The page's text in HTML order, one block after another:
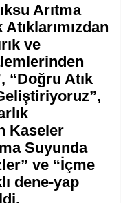
Arıtma
ve
“Doğru Atık
Kaseler
Suyunda
ve “İçme
dene-yap